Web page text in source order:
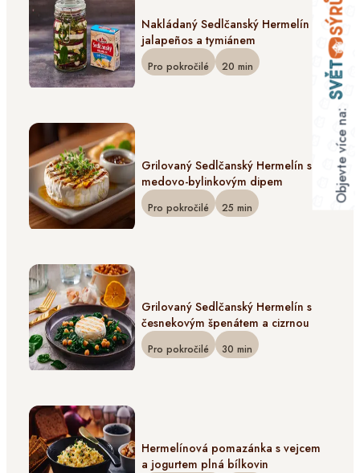
Objevte více na:
Nakládaný Sedlčanský Hermelín s
jalapeños a tymiánem
Pro pokročilé 20 min
Grilovaný Sedlčanský Hermelín s
medovo-bylinkovým dipem
Pro pokročilé 25 min
Grilovaný Sedlčanský Hermelín s
česnekovým špenátem a cizrnou
Pro pokročilé 30 min
Hermelínová pomazánka s vejcem
a jogurtem plná bílkovin